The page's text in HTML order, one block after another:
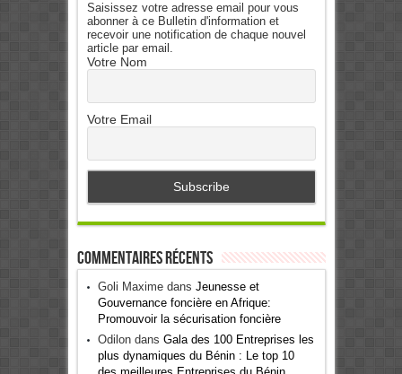
Saisissez votre adresse email pour vous
abonner à ce Bulletin d'information et
recevoir une notification de chaque nouvel
article par email.
Votre Nom
Votre Email
Commentaires récents
Goli Maximedans Jeunesse et
Gouvernance foncière en Afrique:
Promouvoir la sécurisation foncière
Odilondans Gala des 100 Entreprises les
plus dynamiques du Bénin : Le top 10